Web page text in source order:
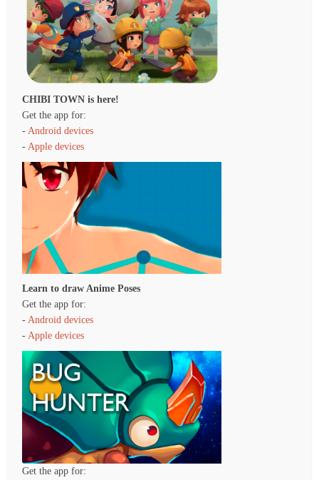
CHIBI TOWN is here!
Get the app for:
- Android devices
- Apple devices
Learn to draw Anime Poses
Get the app for:
-Android devices
-Apple devices
Get the app for: